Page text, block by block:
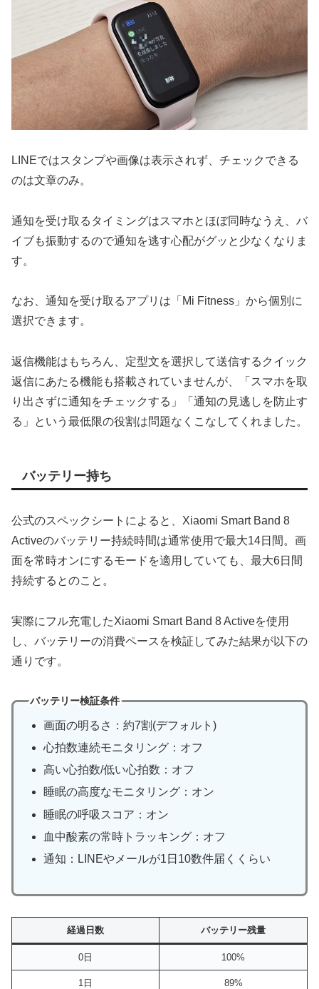
LINEではスタンプや画像は表示されず、チェックできる
のは文章のみ。
通知を受け取るタイミングはスマホとほぼ同時なうえ、バ
イブも振動するので通知を逃す心配がグッと少なくなりま
す。
なお、通知を受け取るアプリは「Mi Fitness」から個別に
選択できます。
返信機能はもちろん、定型文を選択して送信するクイック
返信にあたる機能も搭載されていませんが、「スマホを取
り出さずに通知をチェックする」「通知の見逃しを防止す
る」という最低限の役割は問題なくこなしてくれました。
バッテリー持ち
公式のスペックシートによると、Xiaomi Smart Band 8
Activeのバッテリー持続時間は通常使用で最大14日間。画
面を常時オンにするモードを適用していても、最大6日間
持続するとのこと。
実際にフル充電したXiaomi Smart Band 8 Activeを使用
し、バッテリーの消費ペースを検証してみた結果が以下の
通りです。
バッテリー検証条件
画面の明るさ：約7割(デフォルト)
心拍数連続モニタリング：オフ
高い心拍数/低い心拍数：オフ
睡眠の高度なモニタリング：オン
睡眠の呼吸スコア：オン
血中酸素の常時トラッキング：オフ
通知：LINEやメールが1日10数件届くくらい
経過日数 バッテリー残量
0日 100%
1日 89%